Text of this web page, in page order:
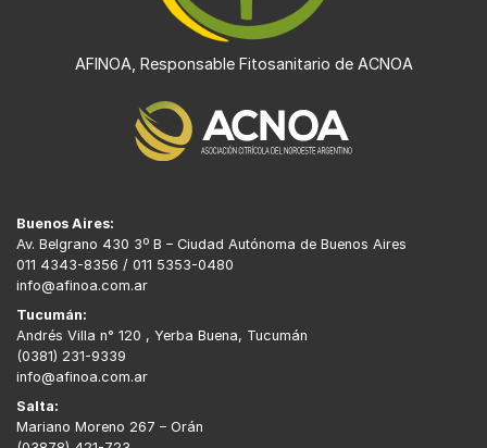
AFINOA, Responsable Fitosanitario de ACNOA
Buenos Aires:
Av. Belgrano 430 3º B – Ciudad Autónoma de Buenos Aires
011 4343-8356 / 011 5353-0480
info@afinoa.com.ar
Tucumán:
Andrés Villa n° 120 , Yerba Buena, Tucumán
(0381) 231-9339
info@afinoa.com.ar
Salta:
Mariano Moreno 267 – Orán